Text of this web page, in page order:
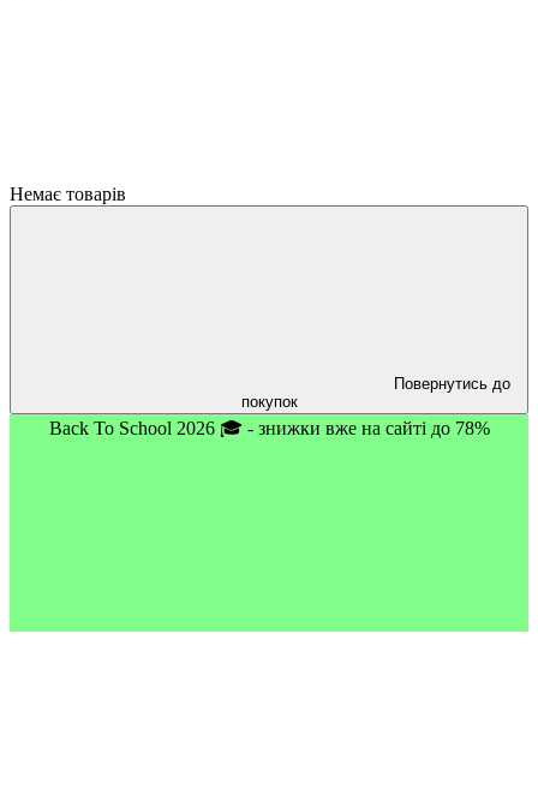
Немає товарів
Повернутись до
покупок
Back To School 2026 🎓 - знижки вже на сайті до 78%